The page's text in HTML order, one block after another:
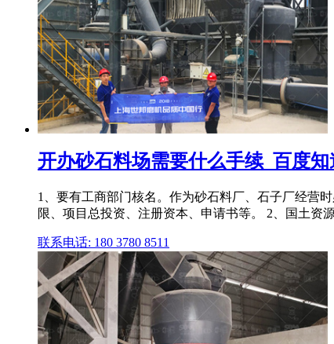
开办砂石料场需要什么手续_百度知
1、要有工商部门核名。作为砂石料厂、石子厂经营
限、项目总投资、注册资本、申请书等。 2、国土资
联系电话: 180 3780 8511